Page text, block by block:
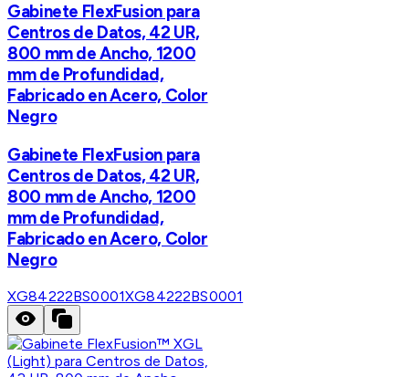
Gabinete FlexFusion para
Centros de Datos, 42 UR,
800 mm de Ancho, 1200
mm de Profundidad,
Fabricado en Acero, Color
Negro
Gabinete FlexFusion para
Centros de Datos, 42 UR,
800 mm de Ancho, 1200
mm de Profundidad,
Fabricado en Acero, Color
Negro
XG84222BS0001XG84222BS0001